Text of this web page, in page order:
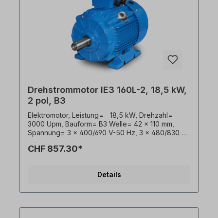
Drehstrommotor IE3 160L-2, 18,5 kW,
2 pol, B3
Elektromotor, Leistung=ﾠ18,5 kW, Drehzahl=
3000 Upm, Bauform= B3 Welle= 42 x 110 mm,
Spannung= 3 x 400/690 V-50 Hz, 3 x 480/830 V-
50/60 Hertz. Effizienzklasse= IE3, Wirkungsgrad=
Kaltleiter, Betriebsart= S1- 100% ED,
Isolationsklasse= F (155°C), Kugellager= SKF
CHF 857.30*
Details